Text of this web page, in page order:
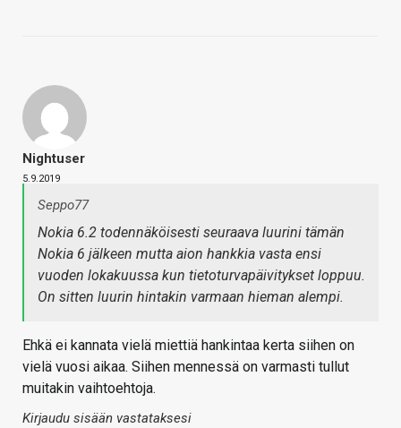
Nightuser
5.9.2019
Seppo77
Nokia 6.2 todennäköisesti seuraava luurini tämän
Nokia 6 jälkeen mutta aion hankkia vasta ensi
vuoden lokakuussa kun tietoturvapäivitykset loppuu.
On sitten luurin hintakin varmaan hieman alempi.
Ehkä ei kannata vielä miettiä hankintaa kerta siihen on
vielä vuosi aikaa. Siihen mennessä on varmasti tullut
muitakin vaihtoehtoja.
Kirjaudu sisään vastataksesi